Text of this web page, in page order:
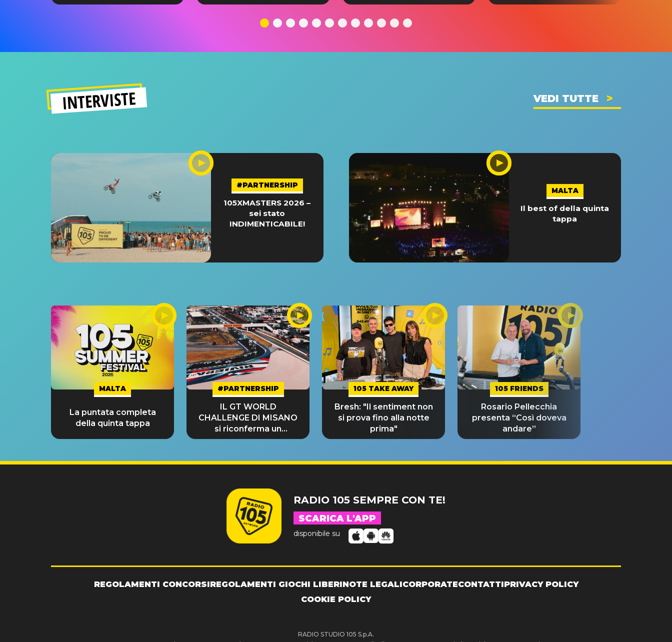
INTERVISTE VEDI TUTTE
#PARTNERSHIP
105XMASTERS 2026 –
sei stato
INDIMENTICABILE!
MALTA
Il best of della quinta
tappa
MALTA
La puntata completa
della quinta tappa
#PARTNERSHIP
IL GT WORLD
CHALLENGE DI MISANO
si riconferma un
GRANDE SUCCESSO!
105 TAKE AWAY
Bresh: "Il sentiment non
si prova fino alla notte
prima"
105 FRIENDS
Rosario Pellecchia
presenta “Così doveva
andare”
RADIO 105 SEMPRE CON TE!
SCARICA L'APP
disponibile su
REGOLAMENTI CONCORSIREGOLAMENTI GIOCHI LIBERINOTE LEGALICORPORATECONTATTIPRIVACY POLICY
COOKIE POLICY
RADIO STUDIO 105 S.p.A.